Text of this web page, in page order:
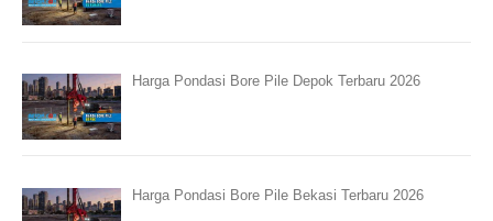
Harga Pondasi Bore Pile Depok Terbaru 2026
Harga Pondasi Bore Pile Bekasi Terbaru 2026